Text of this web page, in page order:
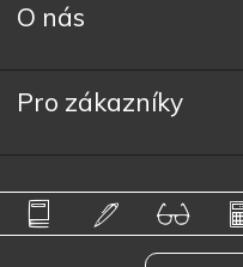
O nás
Pro zákazníky